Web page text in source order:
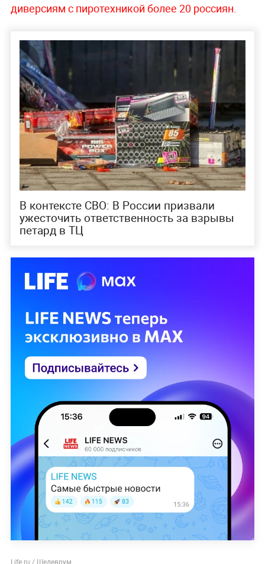
диверсиям с пиротехникой более 20 россиян.
В контексте СВО: В России призвали
ужесточить ответственность за взрывы
петард в ТЦ
Life.ru / Шедеврум